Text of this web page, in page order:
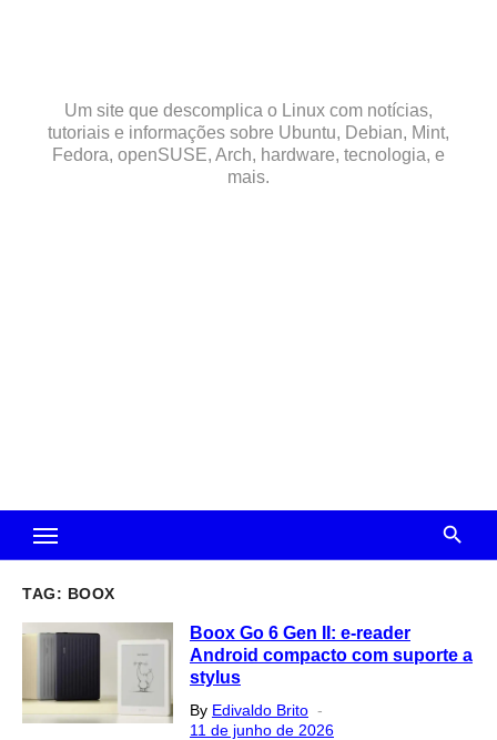
Um site que descomplica o Linux com notícias,
tutoriais e informações sobre Ubuntu, Debian, Mint,
Fedora, openSUSE, Arch, hardware, tecnologia, e
mais.
TAG: BOOX
Boox Go 6 Gen II: e-reader
Android compacto com suporte a
stylus
By Edivaldo Brito
on
11 de junho de 2026